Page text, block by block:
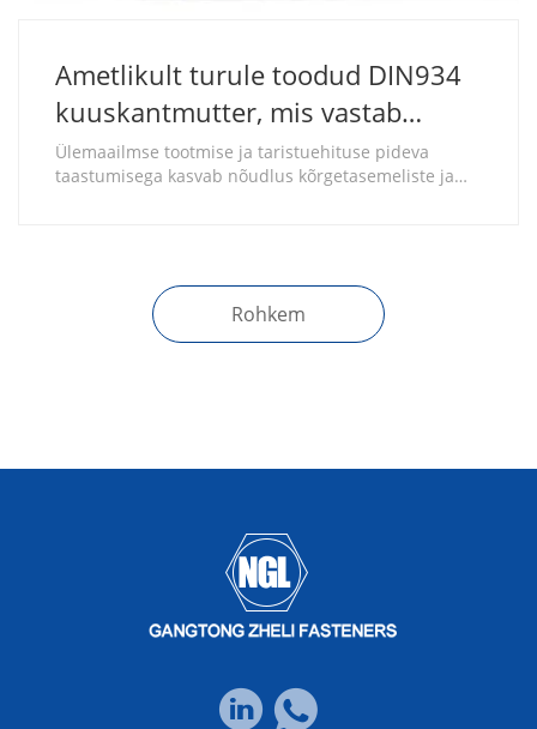
Ametlikult turule toodud DIN934
kuuskantmutter, mis vastab
ülemaailmsetele tööstuslikele
ülitugevatele kinnitusvajadustele
Ülemaailmse tootmise ja taristuehituse pideva
taastumisega kasvab nõudlus kõrgetasemeliste ja
tehas pärast piisav......
Rohkem